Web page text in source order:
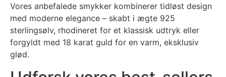
Vores anbefalede smykker kombinerer tidløst design
med moderne elegance – skabt i ægte 925
sterlingsølv, rhodineret for et klassisk udtryk eller
forgyldt med 18 karat guld for en varm, eksklusiv
glød.